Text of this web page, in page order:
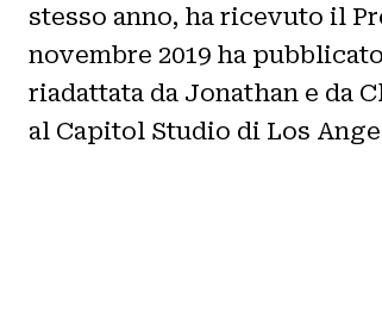
stesso anno, ha ricevuto il
novembre 2019 ha
riadattata da Jonathan e da
al Capitol Studio di Los